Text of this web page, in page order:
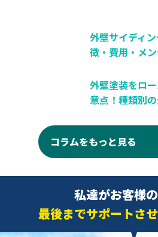
外壁サイディ
徴・費用・メ
外壁塗装をロ
意点！種類別
コラムをもっと見る
私達がお客様
最後までサポートさ